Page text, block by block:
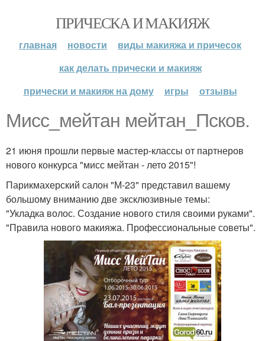
ПРИЧЕСКА И МАКИЯЖ
главная новости
виды макияжа и причесок
как делать прически и макияж
прически и макияж на дому
игры отзывы
Мисс_мейтан мейтан_Псков.
21 июня прошли первые мастер-классы от партнеров
нового конкурса "мисс мейтан - лето 2015"!
Парикмахерский салон "М-23" представил вашему
большому вниманию две эксклюзивные темы:
"Укладка волос. Создание нового стиля своими руками".
"Правила нового макияжа. Профессиональные советы".